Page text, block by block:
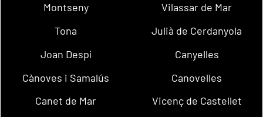
Montseny
Vilassar de Mar
Tona
Julià de Cerdanyola
Joan Despí
Canyelles
Cànoves i Samalús
Canovelles
Canet de Mar
Vicenç de Castellet